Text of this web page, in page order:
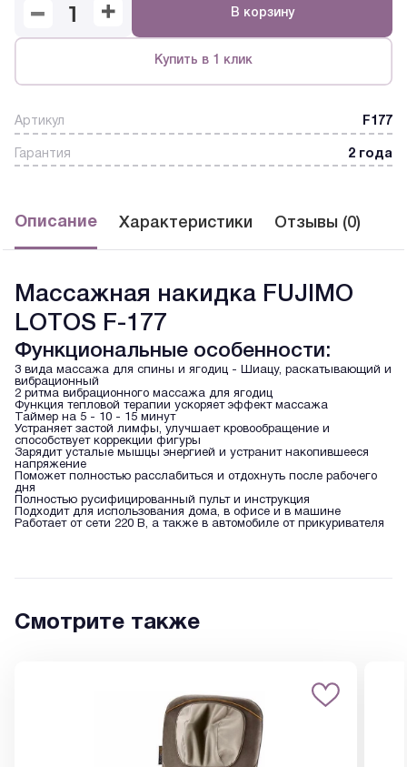
В корзину
Купить в 1 клик
Артикул F177
Гарантия 2 года
Описание Характеристики Отзывы (0)
Массажная накидка FUJIMO
LOTOS F-177
Функциональные особенности:
3 вида массажа для спины и ягодиц - Шиацу, раскатывающий и
вибрационный
2 ритма вибрационного массажа для ягодиц
Функция тепловой терапии ускоряет эффект массажа
Таймер на 5 - 10 - 15 минут
Устраняет застой лимфы, улучшает кровообращение и
способствует коррекции фигуры
Зарядит усталые мышцы энергией и устранит накопившееся
напряжение
Поможет полностью расслабиться и отдохнуть после рабочего
дня
Полностью русифицированный пульт и инструкция
Подходит для использования дома, в офисе и в машине
Работает от сети 220 В, а также в автомобиле от прикуривателя
Смотрите также